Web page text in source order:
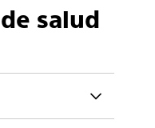
salud